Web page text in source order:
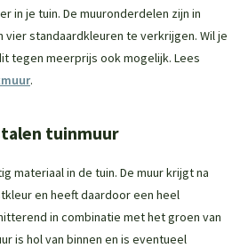
in je tuin. De muuronderdelen zijn in
vier standaardkleuren te verkrijgen. Wil je
tegen meerprijs ook mogelijk. Lees
.
tuinmuur
materiaal in de tuin. De muur krijgt na
en heeft daardoor een heel
in combinatie met het groen van
is hol van binnen en is eventueel